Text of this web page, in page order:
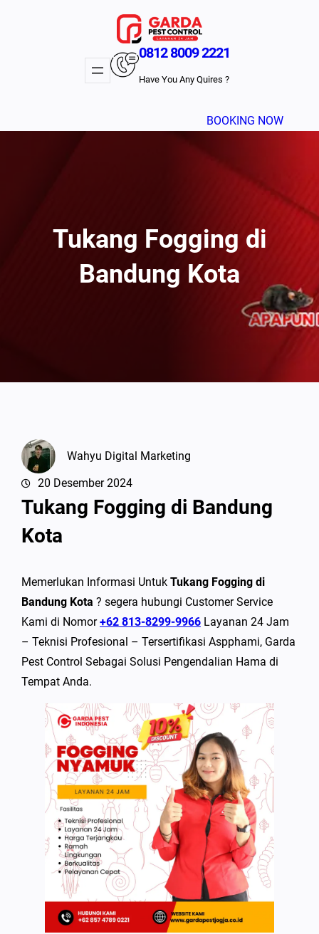
0812 8009 2221
Have You Any Quires ?
BOOKING NOW
Tukang Fogging di
Bandung Kota
Wahyu Digital Marketing
20 Desember 2024
Tukang Fogging di Bandung
Kota
Memerlukan Informasi Untuk Tukang Fogging di
Bandung Kota ? segera hubungi Customer Service
Kami di Nomor+62 813-8299-9966 Layanan 24 Jam
– Teknisi Profesional – Tersertifikasi Aspphami, Garda
Pest Control Sebagai Solusi Pengendalian Hama di
Tempat Anda.